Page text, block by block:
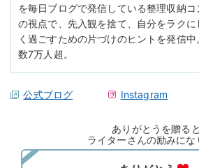
を毎日ブログで発信している整理収納
の視点で、先入観を捨て、自分をラクに
く過ごすための片づけのヒントを発信
数7万人超。
公式ブログ Instagram
ありがとうを贈ると
ライターさんの励みにな